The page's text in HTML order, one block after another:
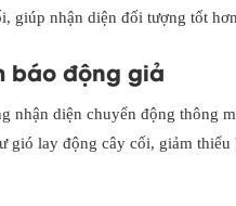
giúp nhận diện đối tượng tốt
báo động giả
nhận diện chuyển động thông
gió lay động cây cối, giảm thiểu